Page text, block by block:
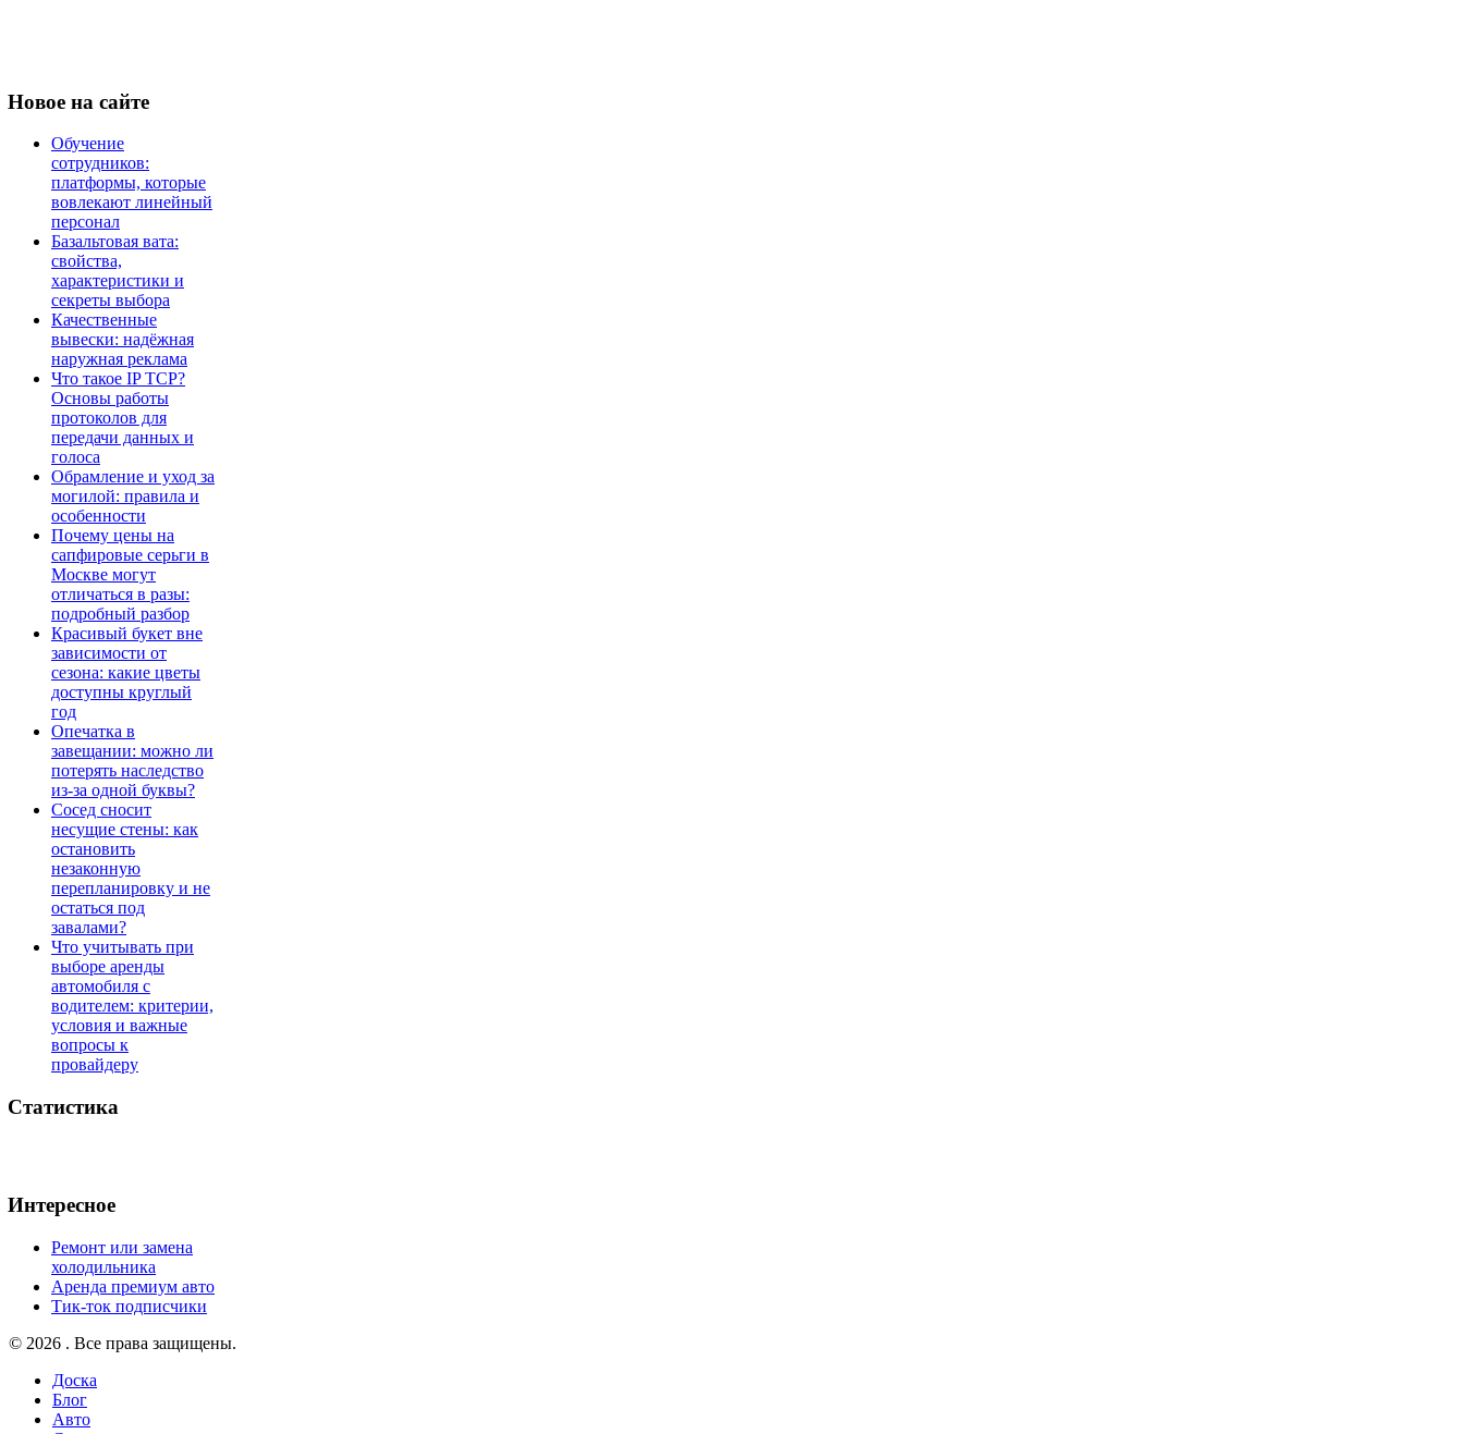
Новое на сайте
Обучение
сотрудников:
платформы, которые
вовлекают линейный
персонал
Базальтовая вата:
свойства,
характеристики и
секреты выбора
Качественные
вывески: надёжная
наружная реклама
Что такое IP TCP?
Основы работы
протоколов для
передачи данных и
голоса
Обрамление и уход за
могилой: правила и
особенности
Почему цены на
сапфировые серьги в
Москве могут
отличаться в разы:
подробный разбор
Красивый букет вне
зависимости от
сезона: какие цветы
доступны круглый
год
Опечатка в
завещании: можно ли
потерять наследство
из-за одной буквы?
Сосед сносит
несущие стены: как
остановить
незаконную
перепланировку и не
остаться под
завалами?
Что учитывать при
выборе аренды
автомобиля с
водителем: критерии,
условия и важные
вопросы к
провайдеру
Статистика
Интересное
Ремонт или замена
холодильника
Аренда премиум авто
Тик-ток подписчики
© 2026 . Все права защищены.
Доска
Блог
Авто